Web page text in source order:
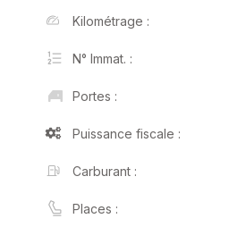
Kilométrage :
N° Immat. :
Portes :
Puissance fiscale :
Carburant :
Places :